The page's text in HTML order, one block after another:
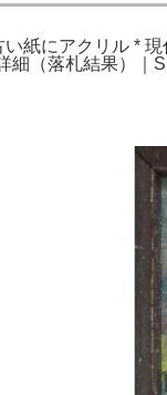
紙にアクリル *
（落札結果）